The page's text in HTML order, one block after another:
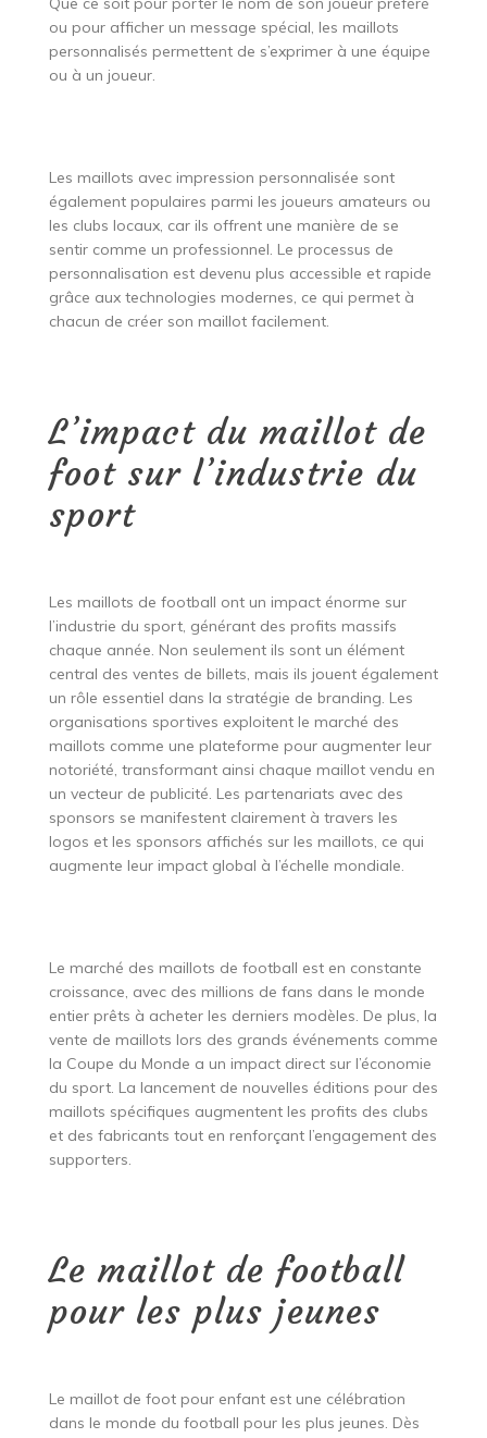
ou pour afficher un message spécial, les maillots
personnalisés permettent de s’exprimer à une équipe
ou à un joueur.
Les maillots avec impression personnalisée sont
également populaires parmi les joueurs amateurs ou
les clubs locaux, car ils offrent une manière de se
sentir comme un professionnel. Le processus de
personnalisation est devenu plus accessible et rapide
grâce aux technologies modernes, ce qui permet à
chacun de créer son maillot facilement.
L’impact du maillot de
foot sur l’industrie du
sport
Les maillots de football ont un impact énorme sur
l’industrie du sport, générant des profits massifs
chaque année. Non seulement ils sont un élément
central des ventes de billets, mais ils jouent également
un rôle essentiel dans la stratégie de branding. Les
organisations sportives exploitent le marché des
maillots comme une plateforme pour augmenter leur
notoriété, transformant ainsi chaque maillot vendu en
un vecteur de publicité. Les partenariats avec des
sponsors se manifestent clairement à travers les
logos et les sponsors affichés sur les maillots, ce qui
augmente leur impact global à l’échelle mondiale.
Le marché des maillots de football est en constante
croissance, avec des millions de fans dans le monde
entier prêts à acheter les derniers modèles. De plus, la
vente de maillots lors des grands événements comme
la Coupe du Monde a un impact direct sur l’économie
du sport. La lancement de nouvelles éditions pour des
maillots spécifiques augmentent les profits des clubs
et des fabricants tout en renforçant l’engagement des
supporters.
Le maillot de football
pour les plus jeunes
Le maillot de foot pour enfant est une célébration
dans le monde du football pour les plus jeunes. Dès